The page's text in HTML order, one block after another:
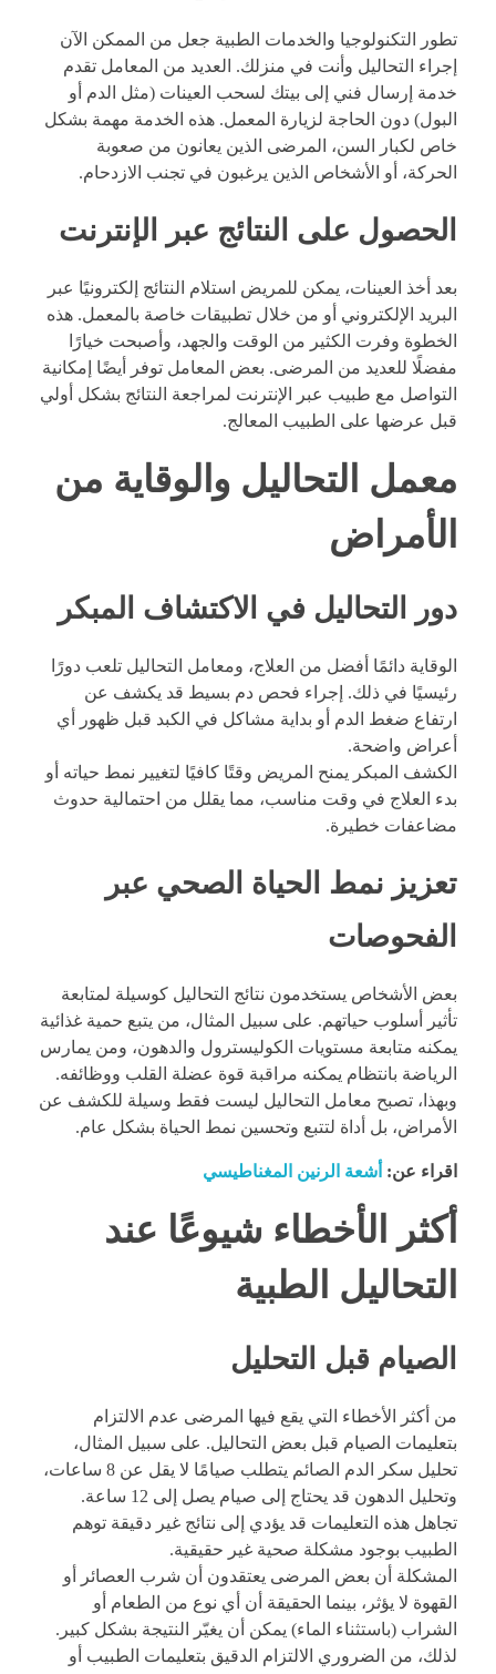
تطور التكنولوجيا والخدمات الطبية جعل من الممكن الآن
إجراء التحاليل وأنت في منزلك. العديد من المعامل تقدم
خدمة إرسال فني إلى بيتك لسحب العينات (مثل الدم أو
البول) دون الحاجة لزيارة المعمل. هذه الخدمة مهمة بشكل
خاص لكبار السن، المرضى الذين يعانون من صعوبة
الحركة، أو الأشخاص الذين يرغبون في تجنب الازدحام.
الحصول على النتائج عبر الإنترنت
بعد أخذ العينات، يمكن للمريض استلام النتائج إلكترونيًا عبر
البريد الإلكتروني أو من خلال تطبيقات خاصة بالمعمل. هذه
الخطوة وفرت الكثير من الوقت والجهد، وأصبحت خيارًا
مفضلًا للعديد من المرضى. بعض المعامل توفر أيضًا إمكانية
التواصل مع طبيب عبر الإنترنت لمراجعة النتائج بشكل أولي
قبل عرضها على الطبيب المعالج.
معمل التحاليل والوقاية من
الأمراض
دور التحاليل في الاكتشاف المبكر
الوقاية دائمًا أفضل من العلاج، ومعامل التحاليل تلعب دورًا
رئيسيًا في ذلك. إجراء فحص دم بسيط قد يكشف عن
ارتفاع ضغط الدم أو بداية مشاكل في الكبد قبل ظهور أي
أعراض واضحة.
الكشف المبكر يمنح المريض وقتًا كافيًا لتغيير نمط حياته أو
بدء العلاج في وقت مناسب، مما يقلل من احتمالية حدوث
مضاعفات خطيرة.
تعزيز نمط الحياة الصحي عبر
الفحوصات
بعض الأشخاص يستخدمون نتائج التحاليل كوسيلة لمتابعة
تأثير أسلوب حياتهم. على سبيل المثال، من يتبع حمية غذائية
يمكنه متابعة مستويات الكوليسترول والدهون، ومن يمارس
الرياضة بانتظام يمكنه مراقبة قوة عضلة القلب ووظائفه.
وبهذا، تصبح معامل التحاليل ليست فقط وسيلة للكشف عن
الأمراض، بل أداة لتتبع وتحسين نمط الحياة بشكل عام.
اقراء عن: أشعة الرنين المغناطيسي
أكثر الأخطاء شيوعًا عند
التحاليل الطبية
الصيام قبل التحليل
من أكثر الأخطاء التي يقع فيها المرضى عدم الالتزام
بتعليمات الصيام قبل بعض التحاليل. على سبيل المثال،
تحليل سكر الدم الصائم يتطلب صيامًا لا يقل عن 8 ساعات،
وتحليل الدهون قد يحتاج إلى صيام يصل إلى 12 ساعة.
تجاهل هذه التعليمات قد يؤدي إلى نتائج غير دقيقة توهم
الطبيب بوجود مشكلة صحية غير حقيقية.
المشكلة أن بعض المرضى يعتقدون أن شرب العصائر أو
القهوة لا يؤثر، بينما الحقيقة أن أي نوع من الطعام أو
الشراب (باستثناء الماء) يمكن أن يغيّر النتيجة بشكل كبير.
لذلك، من الضروري الالتزام الدقيق بتعليمات الطبيب أو